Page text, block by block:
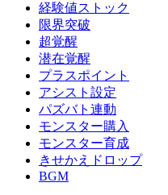
経験値ストック
限界突破
超覚醒
潜在覚醒
プラスポイント
アシスト設定
パズバト連動
モンスター購入
モンスター育成
きせかえドロップ
BGM